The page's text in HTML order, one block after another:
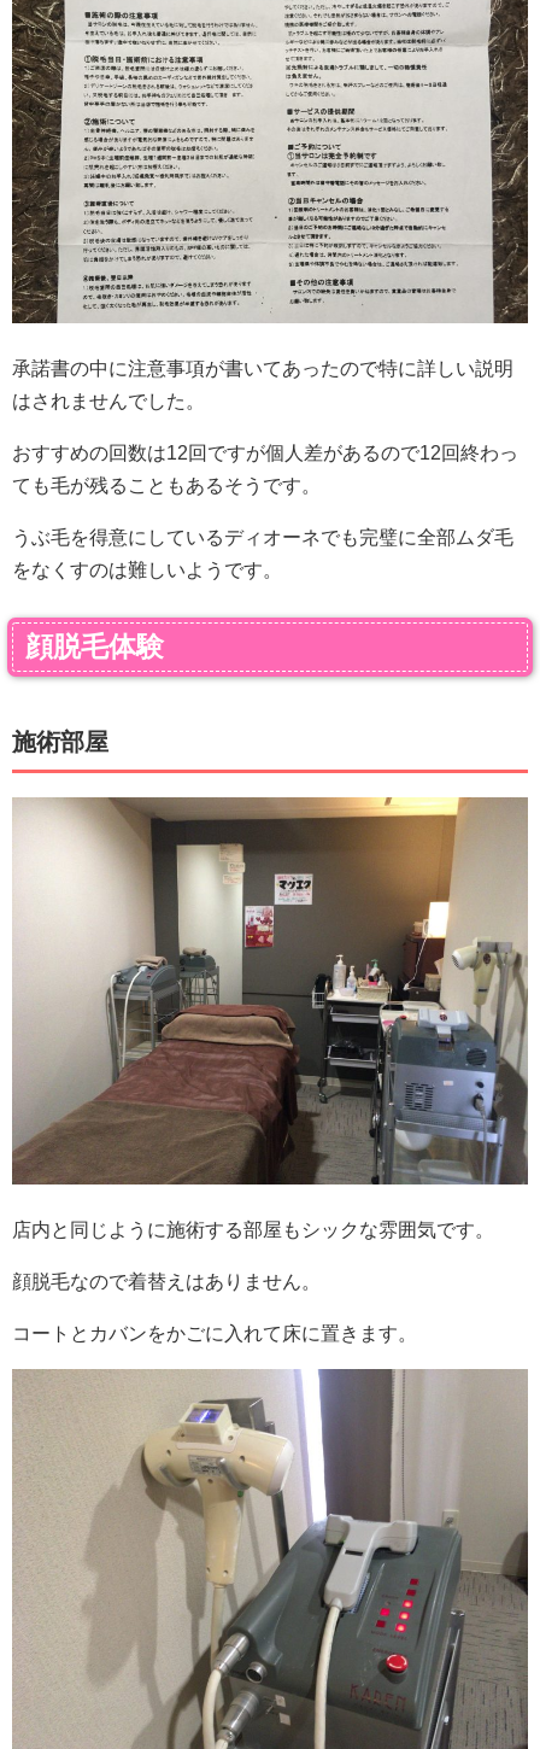
承諾書の中に注意事項が書いてあったので特に詳しい説明
はされませんでした。
おすすめの回数は12回ですが個人差があるので12回終わっ
ても毛が残ることもあるそうです。
うぶ毛を得意にしているディオーネでも完璧に全部ムダ毛
をなくすのは難しいようです。
顔脱毛体験
施術部屋
店内と同じように施術する部屋もシックな雰囲気です。
顔脱毛なので着替えはありません。
コートとカバンをかごに入れて床に置きます。